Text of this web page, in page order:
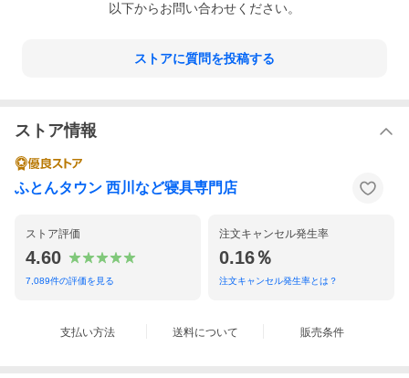
以下からお問い合わせください。
ストアに質問を投稿する
ストア情報
ふとんタウン 西川など寝具専門店
ストア評価
4.60
7,089件の評価を見る
注文キャンセル発生率
0.16％
注文キャンセル発生率とは？
支払い方法 送料について 販売条件